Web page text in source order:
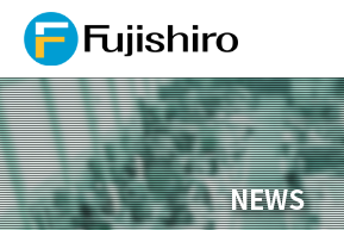
NEWS